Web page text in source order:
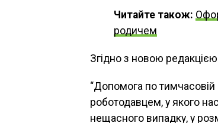
Читайте також:
родичем
Згідно з новою
“Допомога по тимчасовій
роботодавцем, у якого
нещасного випадку, у